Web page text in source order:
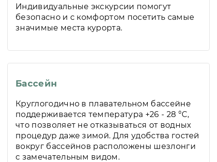
Индивидуальные экскурсии помогут
безопасно и с комфортом посетить самые
значимые места курорта.
Бассейн
Круглогодично в плавательном бассейне
поддерживается температура +26 - 28 °C,
что позволяет не отказываться от водных
процедур даже зимой. Для удобства гостей
вокруг бассейнов расположены шезлонги
с замечательным видом.